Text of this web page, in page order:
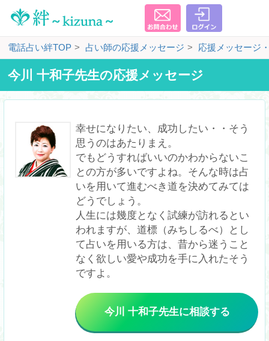
電話占い絆TOP 占い師の応援メッセージ 応援メッセージ
今川 十和子先生の応援メッセージ
幸せになりたい、成功したい・・そう
思うのはあたりまえ。
でもどうすればいいのかわからないこ
との方が多いですよね。そんな時は占
いを用いて進むべき道を決めてみては
どうでしょう。
人生には幾度となく試練が訪れるとい
われますが、道標（みちしるべ）とし
て占いを用いる方は、昔から迷うこと
なく欲しい愛や成功を手に入れたそう
ですよ。
今川 十和子先生に相談する